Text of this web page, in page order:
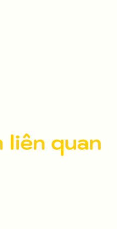
liên quan